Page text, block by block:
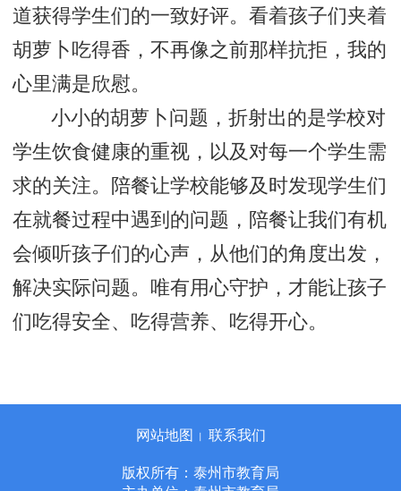
道获得学生们的一致好评。看着孩子们夹着
胡萝卜吃得香，不再像之前那样抗拒，我的
心里满是欣慰。
小小的胡萝卜问题，折射出的是学校对
学生饮食健康的重视，以及对每一个学生需
求的关注。陪餐让学校能够及时发现学生们
在就餐过程中遇到的问题，陪餐让我们有机
会倾听孩子们的心声，从他们的角度出发，
解决实际问题。唯有用心守护，才能让孩子
们吃得安全、吃得营养、吃得开心。
网站地图 联系我们
版权所有：泰州市教育局